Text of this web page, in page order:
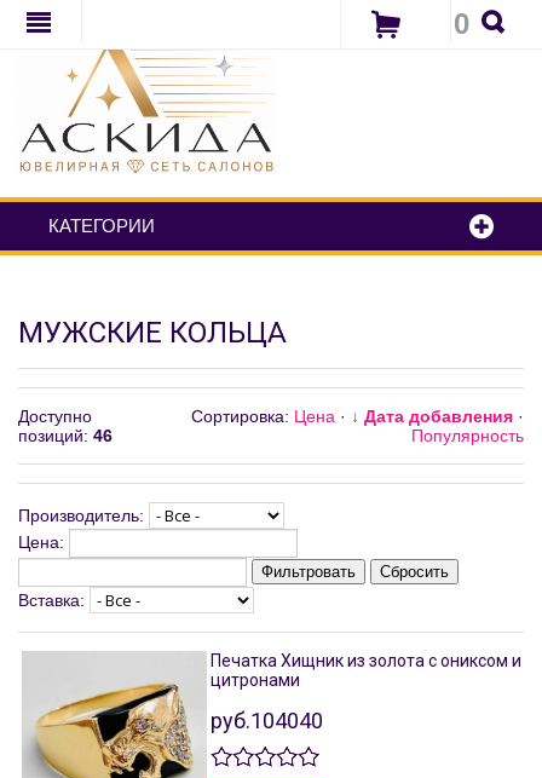
0
КАТЕГОРИИ
МУЖСКИЕ КОЛЬЦА
Доступно
позиций: 46
Сортировка: Цена · ↓ Дата добавления ·
Популярность
Производитель:
Цена:
Фильтровать Сбросить
Вставка:
Печатка Хищник из золота с ониксом и
цитронами
руб.104040